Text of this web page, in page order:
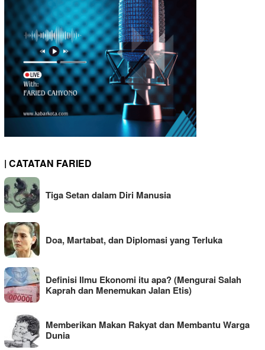
| CATATAN FARIED
Tiga Setan dalam Diri Manusia
Doa, Martabat, dan Diplomasi yang Terluka
Definisi Ilmu Ekonomi itu apa? (Mengurai Salah
Kaprah dan Menemukan Jalan Etis)
Memberikan Makan Rakyat dan Membantu Warga
Dunia